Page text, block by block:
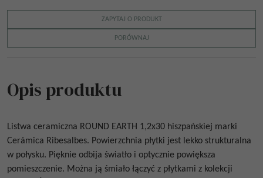
ZAPYTAJ O PRODUKT
PORÓWNAJ
Opis produktu
Listwa ceramiczna ROUND EARTH 1,2x30 hiszpańskiej marki
Cerámica Ribesalbes. Powierzchnia płytki jest lekko strukturalna
w połysku. Pięknie odbija światło i optycznie powiększa
pomieszczenie. Można ją śmiało łączyć z płytkami z kolekcji